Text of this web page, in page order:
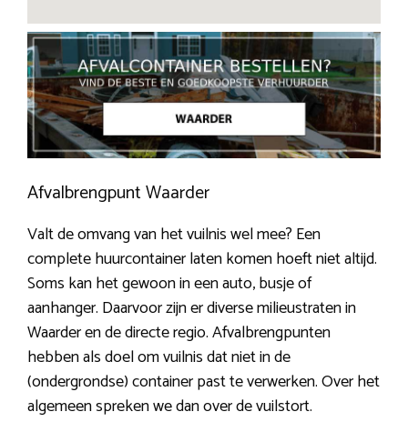
Afvalbrengpunt Waarder
Valt de omvang van het vuilnis wel mee? Een
complete huurcontainer laten komen hoeft niet altijd.
Soms kan het gewoon in een auto, busje of
aanhanger. Daarvoor zijn er diverse milieustraten in
Waarder en de directe regio. Afvalbrengpunten
hebben als doel om vuilnis dat niet in de
(ondergrondse) container past te verwerken. Over het
algemeen spreken we dan over de vuilstort.